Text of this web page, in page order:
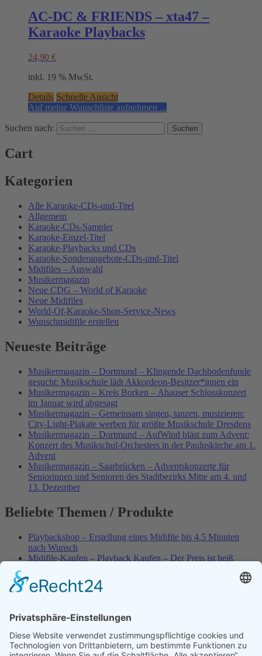
AC-DC & FRIENDS – xta47 –
Karaoke Playbacks
24,90 €
inkl. 19 % MwSt.
Details Schnelle Ansicht
Auf meine Wunschliste aufnehmen ...
Suchen nach:
Cart
Kategorien
Alle Karaoke-CDs-und-Titel
Allgemein
Karaoke-CDs-Sampler
Karaoke-Einzel-Titel
Karaoke-Playbacks und CDs
Karaoke-Sonderangebote-CDs-und-Titel
Midifiles – Auswahl
Musikermagazin
Neue CDG – World of Karaoke
Neue Midifiles
World-Of-Karaoke-Shop-Service-News
Wunschmidifile erstellen
Neueste Beiträge
Musikermagazin – Dortmund – Klingende Dachbodenfunde
gesucht: Musikschule lädt Akkordeon-Besitzer*innen ein
Musikermagazin – Kreis Borken – Ahauser Schlosskonzert
im Januar wird abgesagt
Musikermagazin – Gemeinsam singen, tanzen, musizieren:
City-Light-Plakate werben für größte Musikschule Dresdens
Musikermagazin – Dortmund – AufWind bläst zum Advent:
Konzert des Musikschul-Orchesters in der Pauluskirche am 1.
Advent
Musikermagazin – Saarbrücken – Adventskonzerte für
Seniorinnen und Senioren des Stadtbezirks Mitte am 4. und
13. Dezember
Beliebte Themen / Produkte
Playbackshop – Erstellung eines Midifile bis 4.5 Minuten
nach Wunsch
Midifile-Kaufen – Playback Kaufen – Der Preis ist heiß
Best of Karaoke – Roy Black – Playbacks – Absolute Rarität
World-of-Karaoke – Midifiles kaufen – Ich baue Dein
Playbackshop – Erstellung eines Wunschmidifile bis 3.5
Minuten
10 Spanische All-TIME Sommerhits als Karaoke-Playbacks –
Absolute Klassiker